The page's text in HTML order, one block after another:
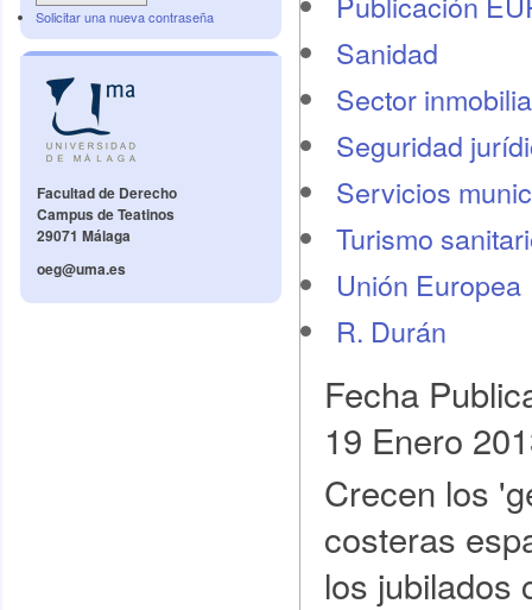
Solicitar una nueva contraseña
Facultad de Derecho
Campus de Teatinos
29071 Málaga
oeg@uma.es
Sanidad
Sector
Seguridad
Servicios
Turismo
Unión Europea
R. Durán
Fecha
19 Enero
Crecen los
costeras
los jubilados